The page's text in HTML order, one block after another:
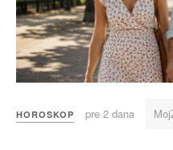
HOROSKOP pre 2 dana